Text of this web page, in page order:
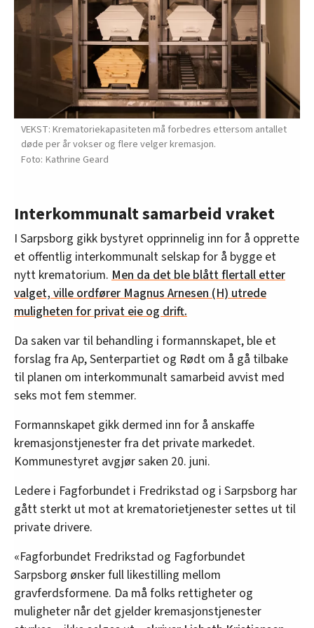
VEKST: Krematoriekapasiteten må forbedres ettersom antallet
døde per år vokser og flere velger kremasjon.
Kathrine Geard
Interkommunalt samarbeid vraket
I Sarpsborg gikk bystyret opprinnelig inn for å opprette
et offentlig interkommunalt selskap for å bygge et
nytt krematorium. Men da det ble blått flertall etter
valget, ville ordfører Magnus Arnesen (H) utrede
muligheten for privat eie og drift.
Da saken var til behandling i formannskapet, ble et
forslag fra Ap, Senterpartiet og Rødt om å gå tilbake
til planen om interkommunalt samarbeid avvist med
seks mot fem stemmer.
Formannskapet gikk dermed inn for å anskaffe
kremasjonstjenester fra det private markedet.
Kommunestyret avgjør saken 20. juni.
Ledere i Fagforbundet i Fredrikstad og i Sarpsborg har
gått sterkt ut mot at krematorietjenester settes ut til
private drivere.
«Fagforbundet Fredrikstad og Fagforbundet
Sarpsborg ønsker full likestilling mellom
gravferdsformene. Da må folks rettigheter og
muligheter når det gjelder kremasjonstjenester